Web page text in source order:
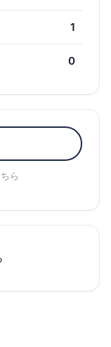
1
0
ら